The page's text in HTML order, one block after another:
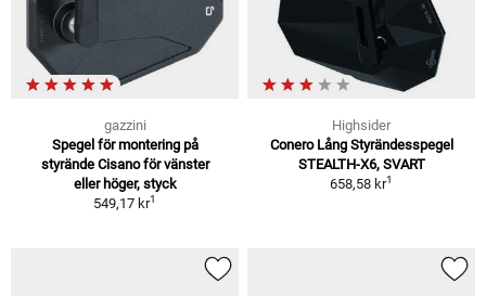
gazzini
Spegel för montering på
styrände Cisano för vänster
eller höger, styck
549,17 kr1
Highsider
Conero Lång Styrändesspegel
STEALTH-X6, SVART
658,58 kr1